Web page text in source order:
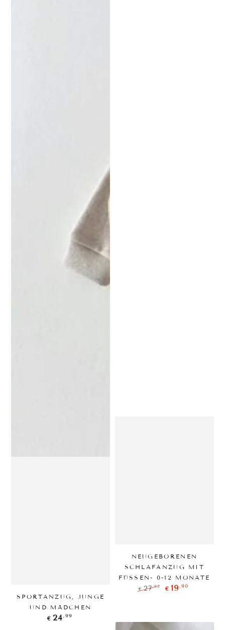
SPORTANZUG, JUNGE
UND MÄDCHEN
Regulärer
Preis
€ 24,99
NEUGEBORENEN
SCHLAFANZUG MIT
FÜSSEN- 0-12 MONATE
€ 27,95 € 19,90